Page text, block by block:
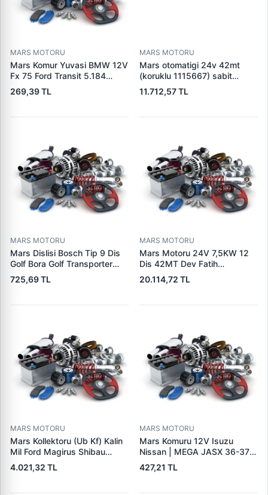
MARS MOTORU
Mars Komur Yuvasi BMW 12V
Fx 75 Ford Transit 5.184
Visteon | PARS PRS-BHL230
| OEM 97VB11000AA
269,39 TL
MARS MOTORU
Mars otomatigi 24v 42mt
(koruklu 1115667) sabit
pistonlu 3604650rx 7t0258
7x1955
11.712,57 TL
MARS MOTORU
Mars Dislisi Bosch Tip 9 Dis
Golf Bora Golf Transporter
Seat Skoda (15713) | ZEN
1108 | OEM 1072156
725,69 TL
MARS MOTORU
Mars Motoru 24V 7,5KW 12
Dis 42MT Dev Fatih
Cat,140H, 963B Cummins
L10,Qsc John Deere
LES0313 | OEM 0R2186
20.114,72 TL
MARS MOTORU
Mars Kollektoru (Ub Kf) Kalin
Mil Ford Magirus Shibau
TM30 Steyr | MAKO
72313641 | OEM 72313641
4.021,32 TL
MARS MOTORU
Mars Komuru 12V Isuzu
Nissan | MEGA JASX 36-37 |
OEM JASX36-37
427,21 TL